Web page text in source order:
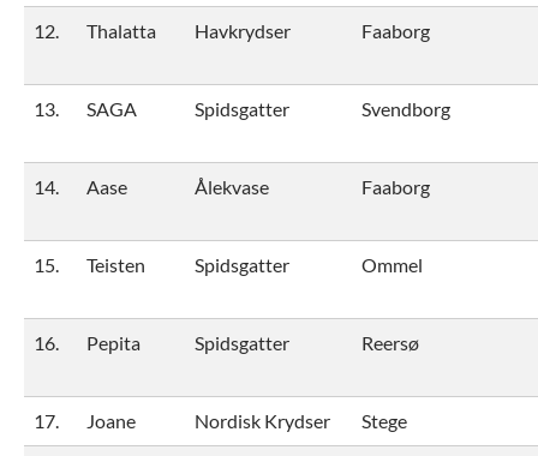
12. Thalatta Havkrydser Faaborg
13. SAGA Spidsgatter Svendborg
14. Aase Ålekvase Faaborg
15. Teisten Spidsgatter Ommel
16. Pepita Spidsgatter Reersø
17. Joane Nordisk Krydser Stege